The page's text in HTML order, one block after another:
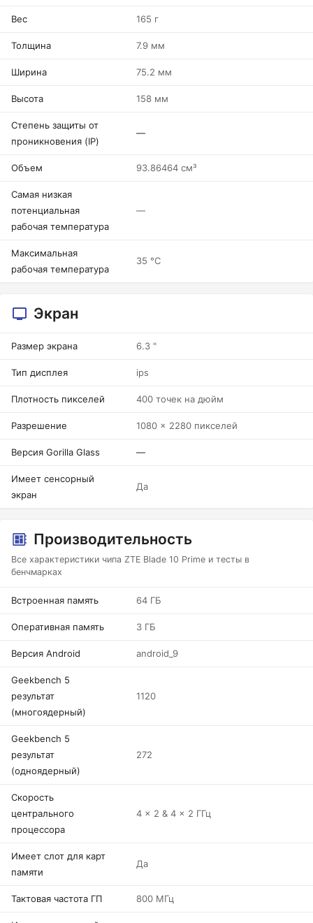
Вес 165 г
Толщина 7.9 мм
Ширина 75.2 мм
Высота 158 мм
Степень защиты от
проникновения (IP)
—
Объем 93.86464 см³
Самая низкая
потенциальная
рабочая температура
—
Максимальная
рабочая температура
35 °C
Экран
Размер экрана 6.3 "
Тип дисплея ips
Плотность пикселей 400 точек на дюйм
Разрешение 1080 x 2280 пикселей
Версия Gorilla Glass —
Имеет сенсорный
экран
Да
Производительность
Все характеристики чипа ZTE Blade 10 Prime и тесты в
бенчмарках
Встроенная память 64 ГБ
Оперативная память 3 ГБ
Версия Android android_9
Geekbench 5
результат
(многоядерный)
1120
Geekbench 5
результат
(одноядерный)
272
Скорость
центрального
процессора
4 x 2 & 4 x 2 ГГц
Имеет слот для карт
памяти
Да
Тактовая частота ГП 800 МГц